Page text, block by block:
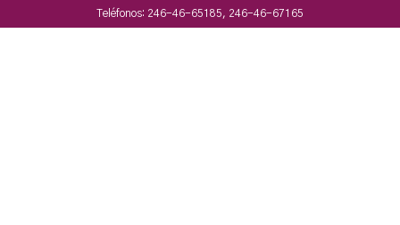
Teléfonos: 246-46-65185, 246-46-67165